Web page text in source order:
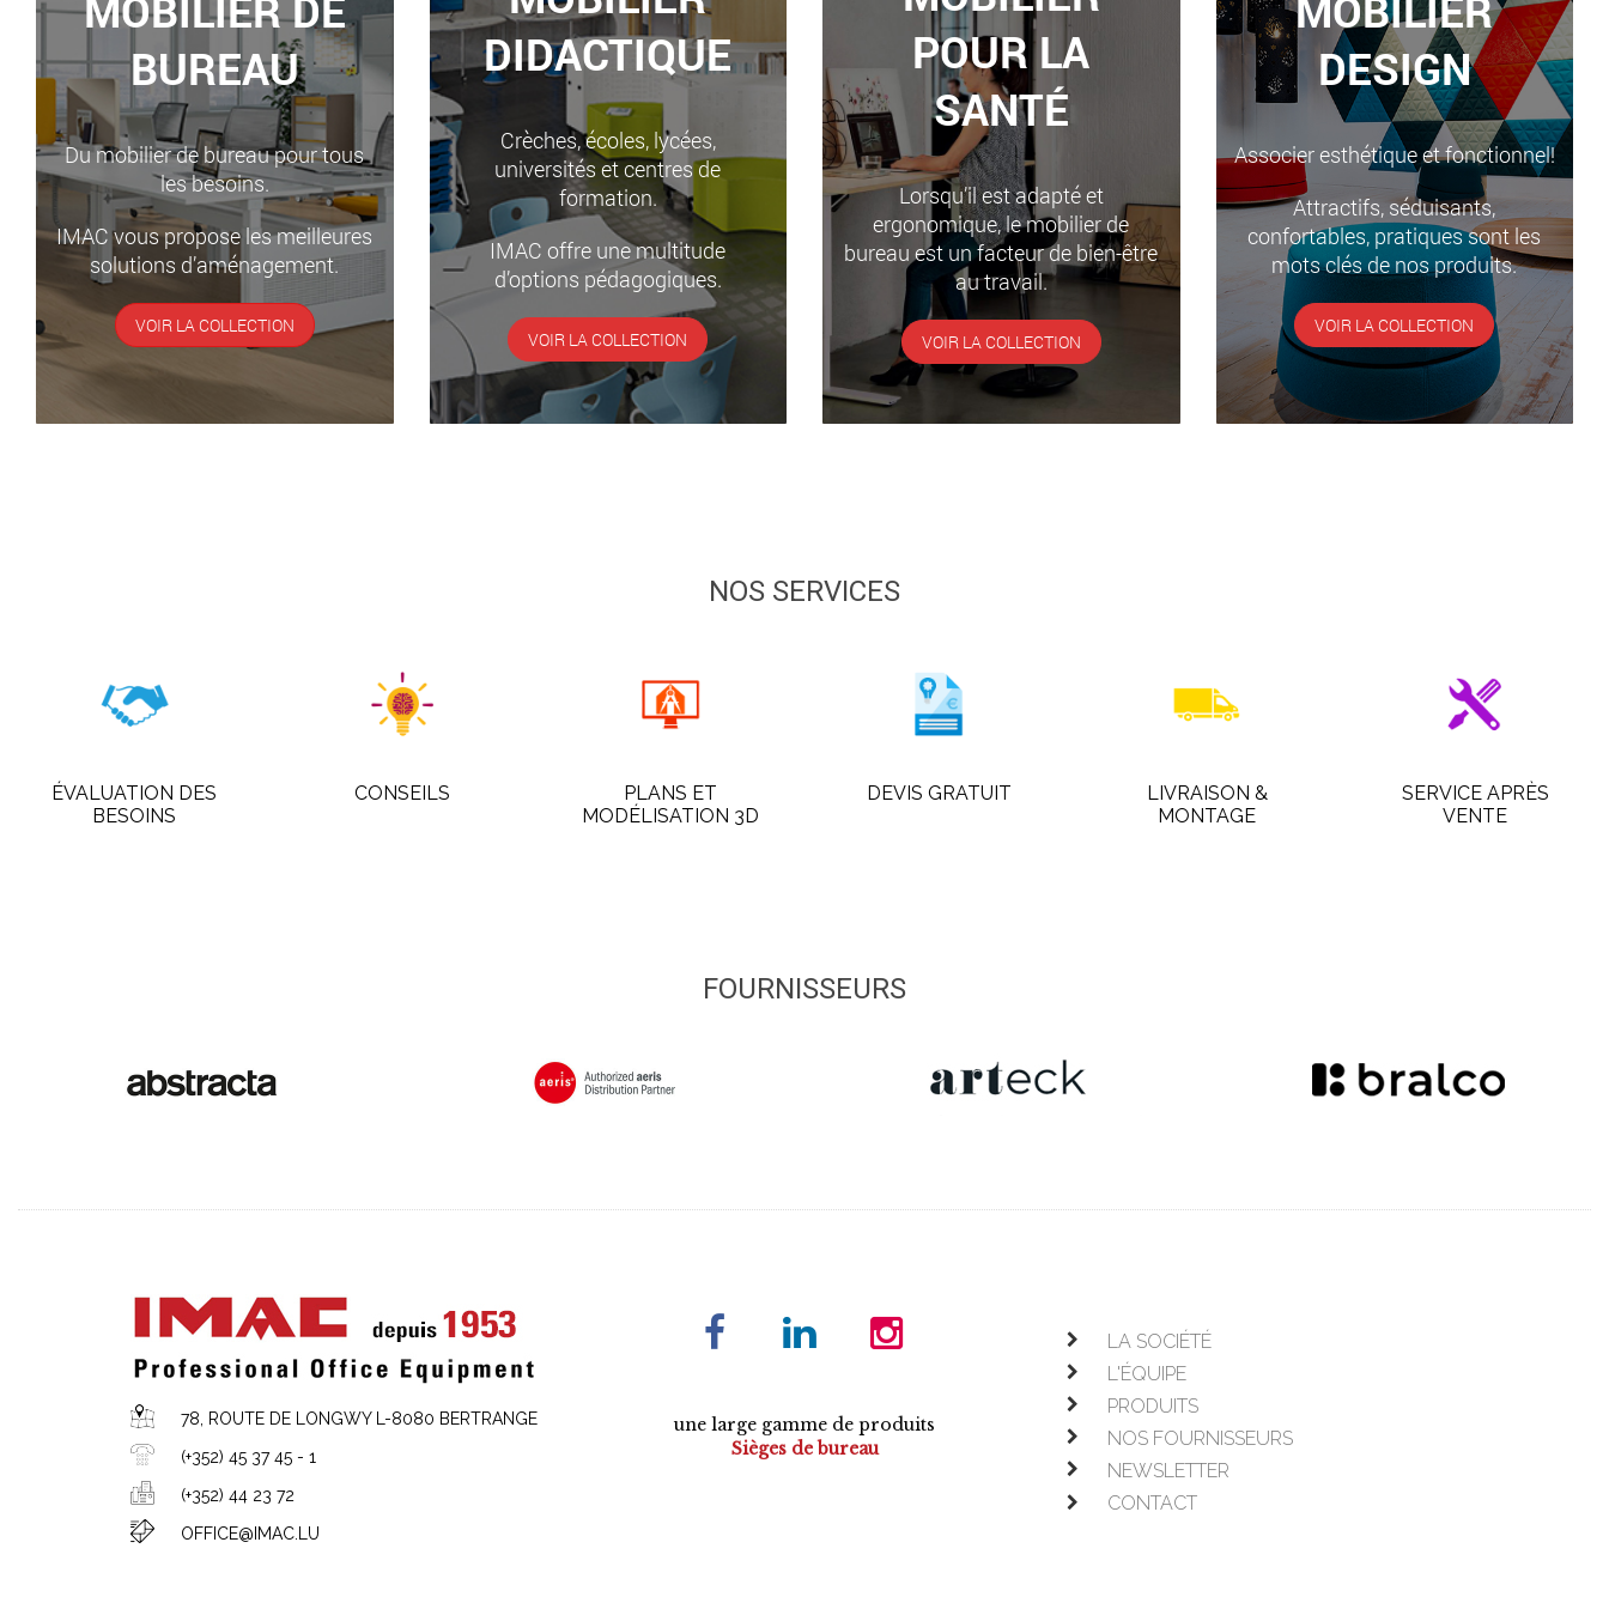
BUREAU
Du mobilier de bureau pour tous
les besoins.
IMAC vous propose les meilleures
solutions d’aménagement.
VOIR LA COLLECTION
DIDACTIQUE
Crèches, écoles, lycées,
universités et centres de
formation.
IMAC offre une multitude
d’options pédagogiques.
VOIR LA COLLECTION
POUR LA
SANTÉ
Lorsqu’il est adapté et
ergonomique, le mobilier de
bureau est un facteur de bien-être
au travail.
VOIR LA COLLECTION
DESIGN
Associer esthétique et fonctionnel!
Attractifs, séduisants,
confortables, pratiques sont les
mots clés de nos produits.
VOIR LA COLLECTION
NOS SERVICES
ÉVALUATION DES
BESOINS
CONSEILS
PLANS ET
MODÉLISATION 3D
DEVIS GRATUIT
LIVRAISON &
MONTAGE
SERVICE APRÈS
VENTE
FOURNISSEURS
78, ROUTE DE LONGWY L-8080 BERTRANGE
(+352) 45 37 45 - 1
(+352) 44 23 72
OFFICE@IMAC.LU
une large gamme de produits
Sièges de bureau
LA SOCIÉTÉ
L'ÉQUIPE
PRODUITS
NOS FOURNISSEURS
NEWSLETTER
CONTACT